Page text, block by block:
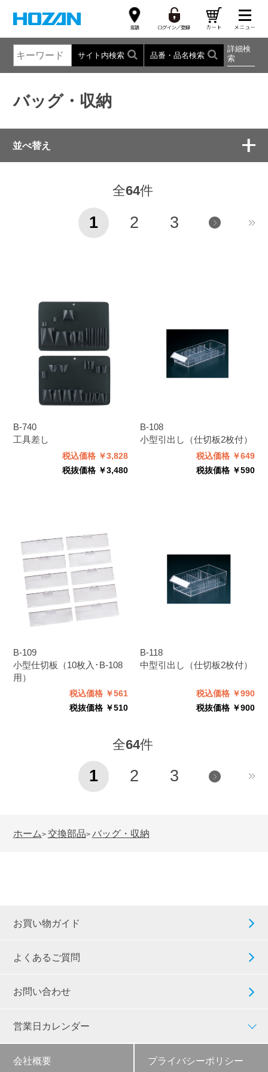
サイト内検索 品番・品名検索
詳細検
索
バッグ・収納
並べ替え
全64件
1 2 3
B-740
工具差し
税込価格 ￥3,828
税抜価格 ￥3,480
B-108
小型引出し（仕切板2枚付）
税込価格 ￥649
税抜価格 ￥590
B-109
小型仕切板（10枚入･B-108
用）
税込価格 ￥561
税抜価格 ￥510
B-118
中型引出し（仕切板2枚付）
税込価格 ￥990
税抜価格 ￥900
全64件
1 2 3
ホーム> 交換部品> バッグ・収納
お買い物ガイド
よくあるご質問
お問い合わせ
営業日カレンダー
会社概要 プライバシーポリシー